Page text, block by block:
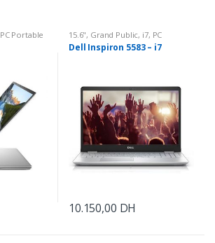
PC Portable 15.6", Grand Public, i7, PC
Portable
Dell Inspiron 5583 – i7
10.150,00 DH